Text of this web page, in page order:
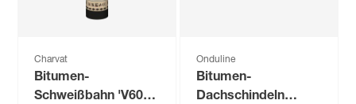
Charvat
Bitumen-
Schweißbahn 'V60
Onduline
Bitumen-
Dachschindeln